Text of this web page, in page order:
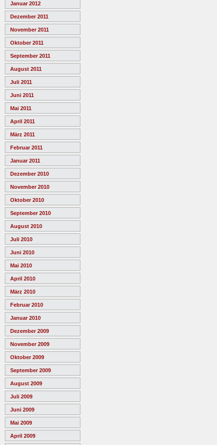
Januar 2012
Dezember 2011
November 2011
Oktober 2011
September 2011
August 2011
Juli 2011
Juni 2011
Mai 2011
April 2011
März 2011
Februar 2011
Januar 2011
Dezember 2010
November 2010
Oktober 2010
September 2010
August 2010
Juli 2010
Juni 2010
Mai 2010
April 2010
März 2010
Februar 2010
Januar 2010
Dezember 2009
November 2009
Oktober 2009
September 2009
August 2009
Juli 2009
Juni 2009
Mai 2009
April 2009